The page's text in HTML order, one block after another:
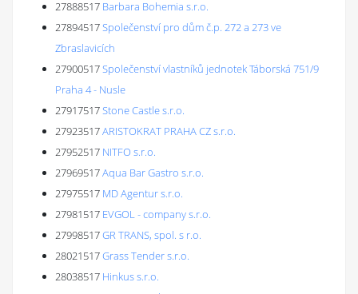
27888517 Barbara Bohemia s.r.o.
27894517Společenství pro dům č.p. 272 a 273 ve
Zbraslavicích
27900517Společenství vlastníků jednotek Táborská 751/9
Praha 4 - Nusle
27917517Stone Castle s.r.o.
27923517ARISTOKRAT PRAHA CZ s.r.o.
27952517 NITFO s.r.o.
27969517Aqua Bar Gastro s.r.o.
27975517 MD Agentur s.r.o.
27981517 EVGOL - company s.r.o.
27998517GR TRANS, spol. s r.o.
28021517Grass Tender s.r.o.
28038517 Hinkus s.r.o.